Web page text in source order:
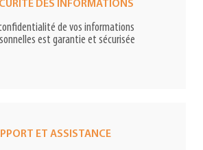
DES INFORMATIONS
de vos informations
est garantie et sécurisée
ET ASSISTANCE